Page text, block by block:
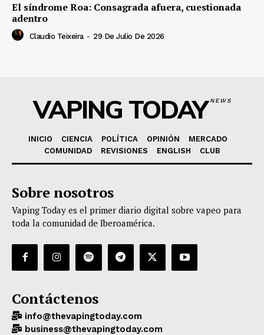
El síndrome Roa: Consagrada afuera, cuestionada
adentro
Claudio Teixeira - 29 De Julio De 2026
VAPING TODAYNEWS
INICIO CIENCIA POLÍTICA OPINIÓN
MERCADO
COMUNIDAD
REVISIONES ENGLISH CLUB
Sobre nosotros
Vaping Today es el primer diario digital sobre vapeo para
toda la comunidad de Iberoamérica.
Contáctenos
info@thevapingtoday.com
business@thevapingtoday.com